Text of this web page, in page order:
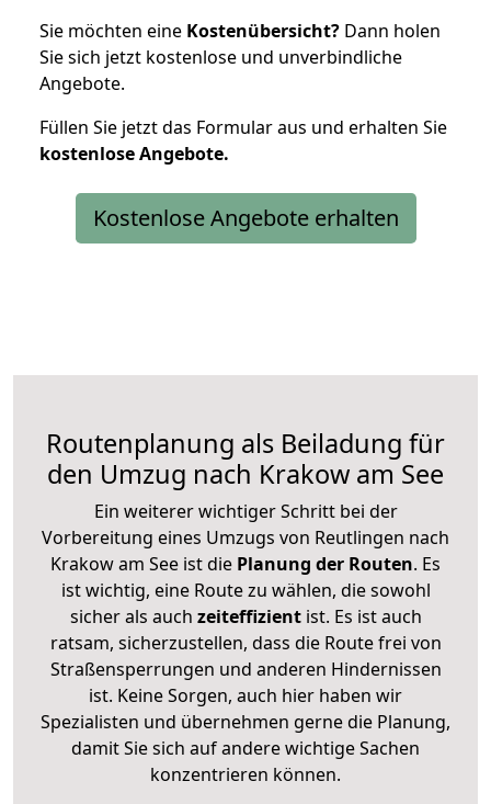
Sie möchten eine Kostenübersicht? Dann holen
Sie sich jetzt kostenlose und unverbindliche
Angebote.
Füllen Sie jetzt das Formular aus und erhalten Sie
kostenloseAngebote.
Kostenlose Angebote erhalten
Routenplanung als Beiladung für
den Umzug nach Krakow am See
Ein weiterer wichtiger Schritt bei der
Vorbereitung eines Umzugs von Reutlingen nach
Krakow am See ist die Planung der Routen. Es
ist wichtig, eine Route zu wählen, die sowohl
sicher als auch zeiteffizientist. Es ist auch
ratsam, sicherzustellen, dass die Route frei von
Straßensperrungen und anderen Hindernissen
ist. Keine Sorgen, auch hier haben wir
Spezialisten und übernehmen gerne die Planung,
damit Sie sich auf andere wichtige Sachen
konzentrieren können.